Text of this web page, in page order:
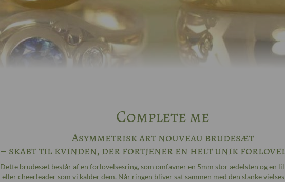
Complete me
Asymmetrisk art nouveau brudesæt
– skabt til kvinden, der fortjener en helt unik
Dette brudesæt består af en forlovelsesring, som omfavner en 5mm stor ædelsten og en
eller cheerleader som vi kalder dem. Når ringen bliver sat sammen med den slanke